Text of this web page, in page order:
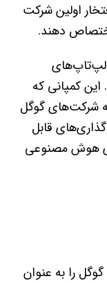
اولین شرکت
دهند.
لپ‌تاپ‌های
کمپانی که
شرکت‌های گوگل
قابل
هوش مصنوعی
تاسیس شد و گوگل را به عنوان